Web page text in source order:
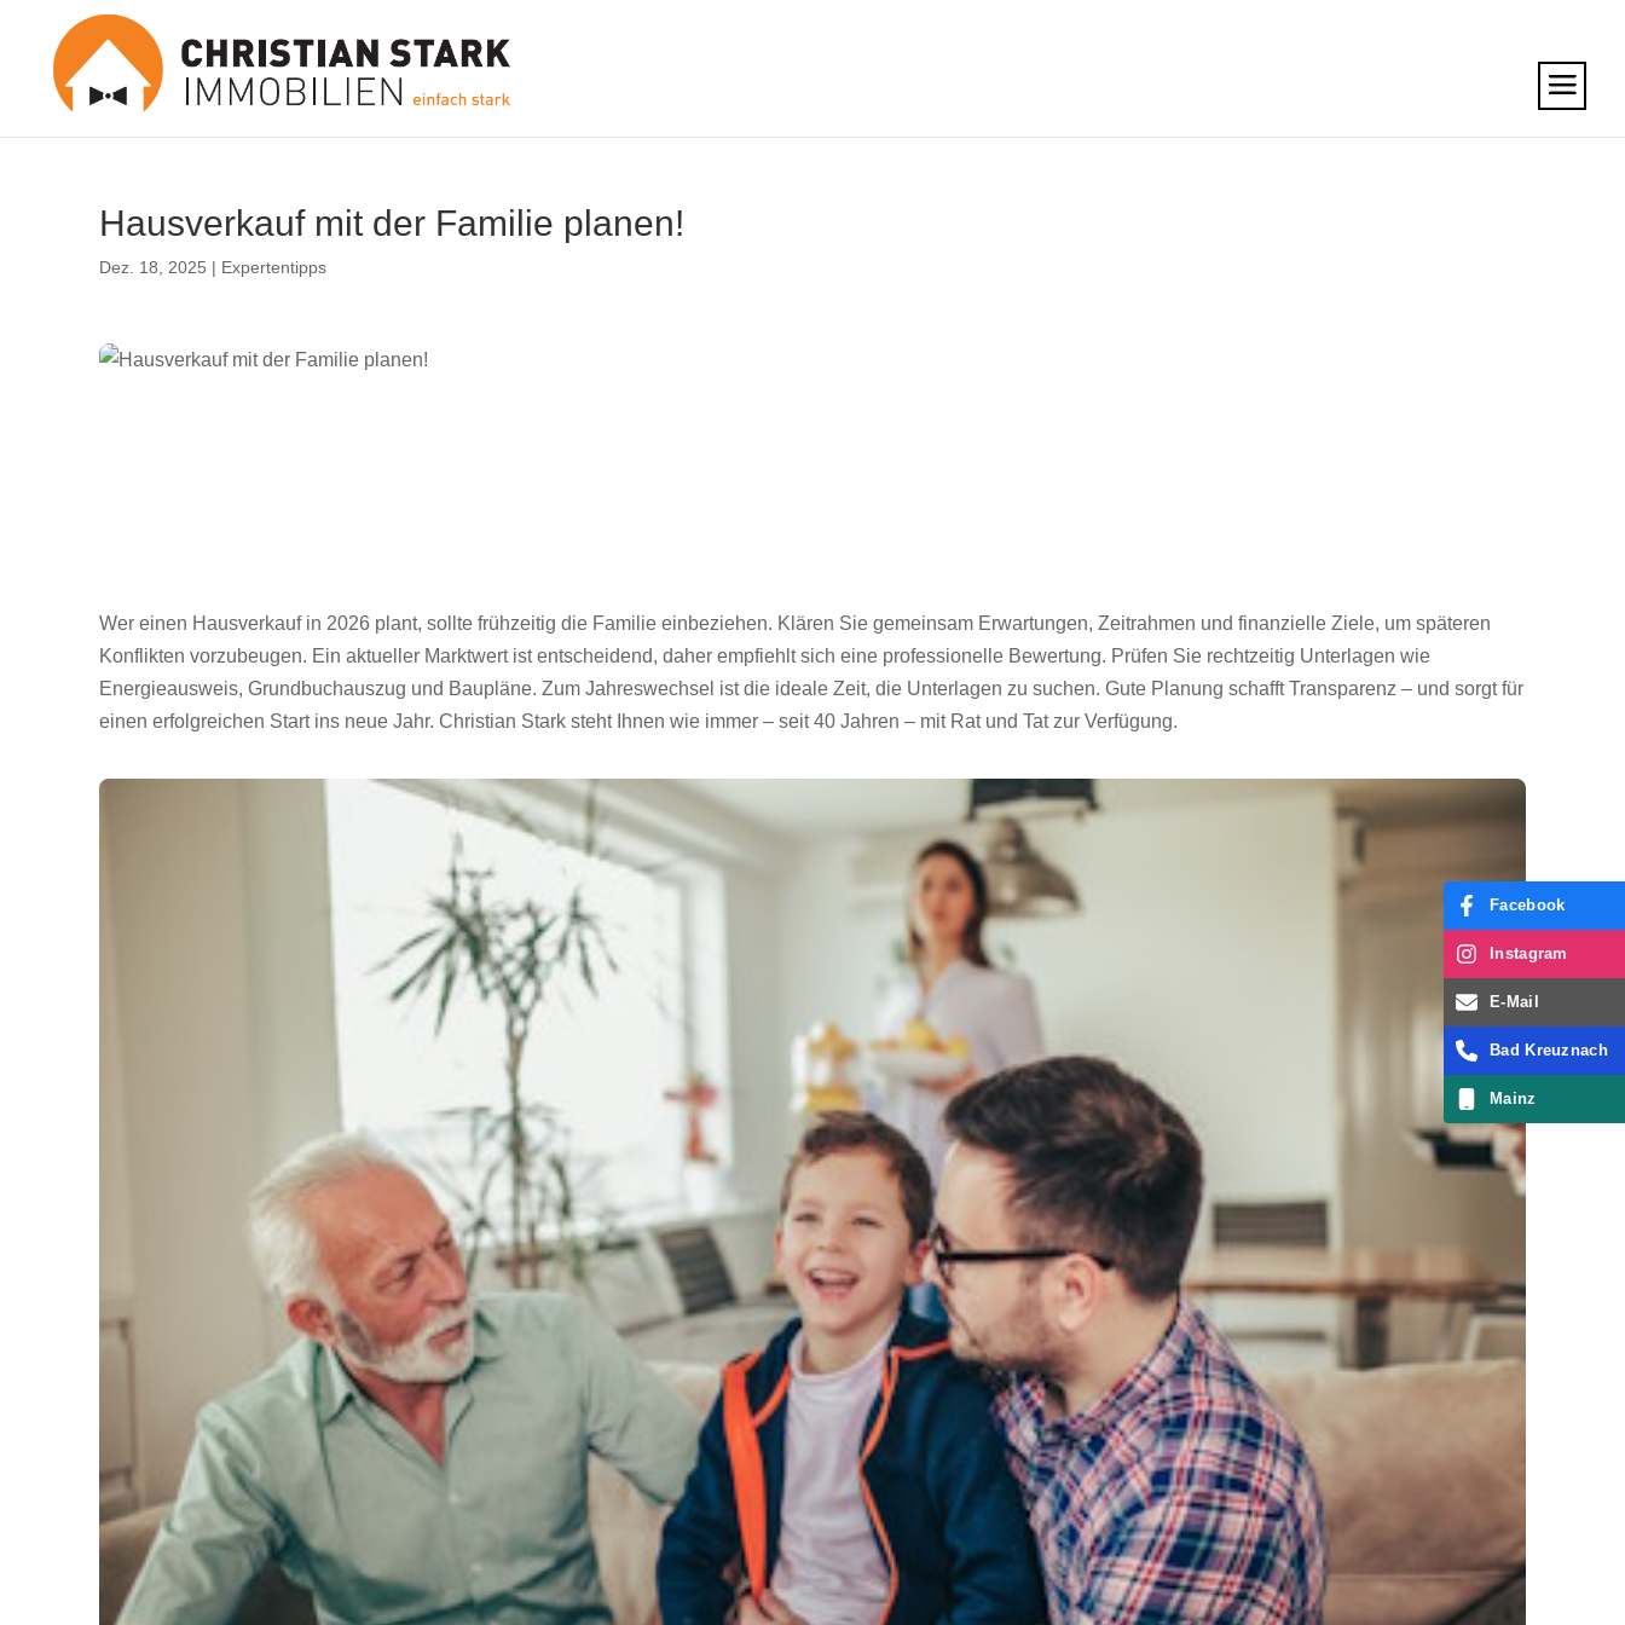
Hausverkauf mit der Familie planen!
Dez. 18, 2025 | Expertentipps
Hausverkauf mit der Familie planen!
Wer einen Hausverkauf in 2026 plant, sollte frühzeitig die Familie einbeziehen. Klären Sie gemeinsam Erwartungen, Zeitrahmen und finanzielle Ziele, um späteren
Konflikten vorzubeugen. Ein aktueller Marktwert ist entscheidend, daher empfiehlt sich eine professionelle Bewertung. Prüfen Sie rechtzeitig Unterlagen wie
Energieausweis, Grundbuchauszug und Baupläne. Zum Jahreswechsel ist die ideale Zeit, die Unterlagen zu suchen. Gute Planung schafft Transparenz – und sorgt für
einen erfolgreichen Start ins neue Jahr. Christian Stark steht Ihnen wie immer – seit 40 Jahren – mit Rat und Tat zur Verfügung.
Facebook
Instagram
E-Mail
Bad Kreuznach
Mainz